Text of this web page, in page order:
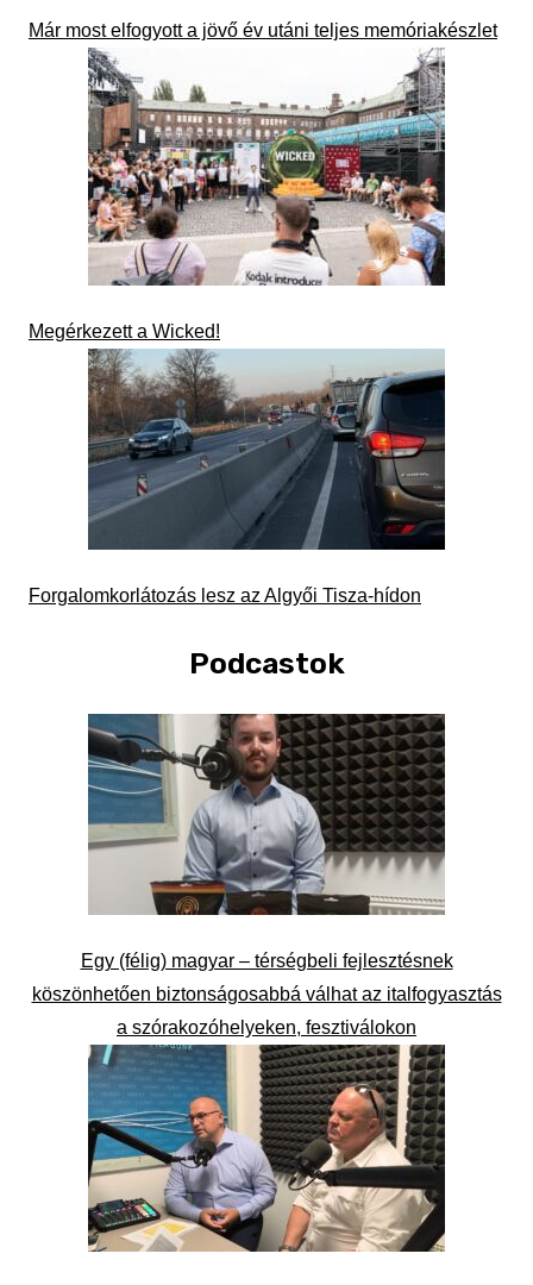
Már most elfogyott a jövő év utáni teljes memóriakészlet
Megérkezett a Wicked!
Forgalomkorlátozás lesz az Algyői Tisza-hídon
Podcastok
Egy (félig) magyar – térségbeli fejlesztésnek
köszönhetően biztonságosabbá válhat az italfogyasztás
a szórakozóhelyeken, fesztiválokon